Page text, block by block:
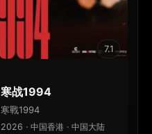
7.1
寒战1994
寒戰1994
2026 · 中国香港 · 中国大陆